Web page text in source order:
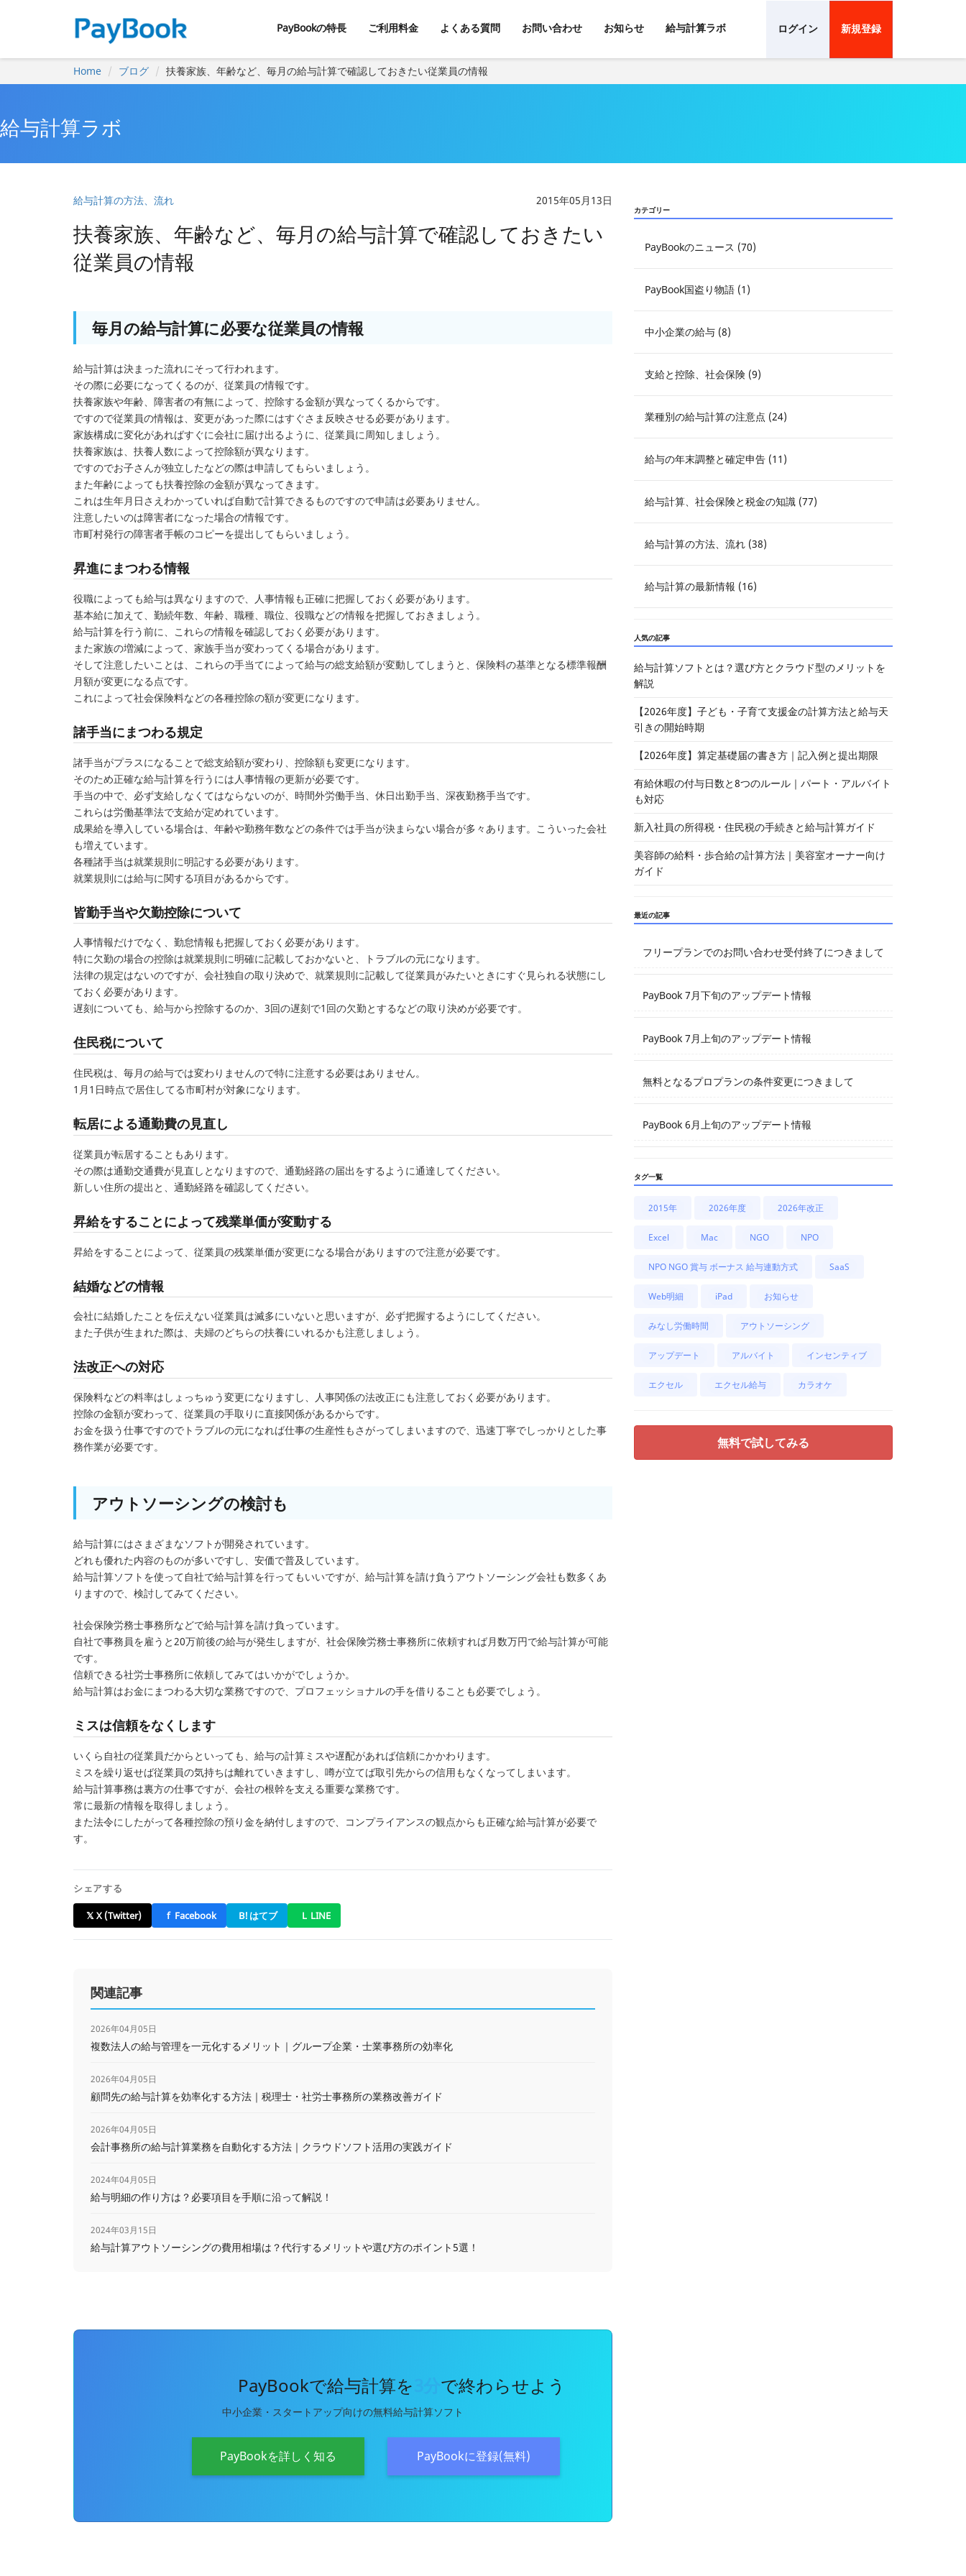
PayBookの特長 ご利用料金 よくある質問 お問い合わせ お知らせ 給与計算ラボ ログイン 新規登録
Home ブログ 扶養家族、年齢など、毎月の給与計算で確認しておきたい従業員の情報
給与計算ラボ
給与計算の方法、流れ 2015年05月13日
扶養家族、年齢など、毎月の給与計算で確認しておきたい
従業員の情報
毎月の給与計算に必要な従業員の情報
給与計算は決まった流れにそって行われます。
その際に必要になってくるのが、従業員の情報です。
扶養家族や年齢、障害者の有無によって、控除する金額が異なってくるからです。
ですので従業員の情報は、変更があった際にはすぐさま反映させる必要があります。
家族構成に変化があればすぐに会社に届け出るように、従業員に周知しましょう。
扶養家族は、扶養人数によって控除額が異なります。
ですのでお子さんが独立したなどの際は申請してもらいましょう。
また年齢によっても扶養控除の金額が異なってきます。
これは生年月日さえわかっていれば自動で計算できるものですので申請は必要ありません。
注意したいのは障害者になった場合の情報です。
市町村発行の障害者手帳のコピーを提出してもらいましょう。
昇進にまつわる情報
役職によっても給与は異なりますので、人事情報も正確に把握しておく必要があります。
基本給に加えて、勤続年数、年齢、職種、職位、役職などの情報を把握しておきましょう。
給与計算を行う前に、これらの情報を確認しておく必要があります。
また家族の増減によって、家族手当が変わってくる場合があります。
そして注意したいことは、これらの手当てによって給与の総支給額が変動してしまうと、保険料の基準となる標準報酬
月額が変更になる点です。
これによって社会保険料などの各種控除の額が変更になります。
諸手当にまつわる規定
諸手当がプラスになることで総支給額が変わり、控除額も変更になります。
そのため正確な給与計算を行うには人事情報の更新が必要です。
手当の中で、必ず支給しなくてはならないのが、時間外労働手当、休日出勤手当、深夜勤務手当です。
これらは労働基準法で支給が定めれています。
成果給を導入している場合は、年齢や勤務年数などの条件では手当が決まらない場合が多々あります。こういった会社
も増えています。
各種諸手当は就業規則に明記する必要があります。
就業規則には給与に関する項目があるからです。
皆勤手当や欠勤控除について
人事情報だけでなく、勤怠情報も把握しておく必要があります。
特に欠勤の場合の控除は就業規則に明確に記載しておかないと、トラブルの元になります。
法律の規定はないのですが、会社独自の取り決めで、就業規則に記載して従業員がみたいときにすぐ見られる状態にし
ておく必要があります。
遅刻についても、給与から控除するのか、3回の遅刻で1回の欠勤とするなどの取り決めが必要です。
住民税について
住民税は、毎月の給与では変わりませんので特に注意する必要はありません。
1月1日時点で居住してる市町村が対象になります。
転居による通勤費の見直し
従業員が転居することもあります。
その際は通勤交通費が見直しとなりますので、通勤経路の届出をするように通達してください。
新しい住所の提出と、通勤経路を確認してください。
昇給をすることによって残業単価が変動する
昇給をすることによって、従業員の残業単価が変更になる場合がありますので注意が必要です。
結婚などの情報
会社に結婚したことを伝えない従業員は滅多にいないと思いますが、必ず把握するようにしてください。
また子供が生まれた際は、夫婦のどちらの扶養にいれるかも注意しましょう。
法改正への対応
保険料などの料率はしょっちゅう変更になりますし、人事関係の法改正にも注意しておく必要があります。
控除の金額が変わって、従業員の手取りに直接関係があるからです。
お金を扱う仕事ですのでトラブルの元になれば仕事の生産性もさがってしまいますので、迅速丁寧でしっかりとした事
務作業が必要です。
アウトソーシングの検討も
給与計算にはさまざまなソフトが開発されています。
どれも優れた内容のものが多いですし、安価で普及しています。
給与計算ソフトを使って自社で給与計算を行ってもいいですが、給与計算を請け負うアウトソーシング会社も数多くあ
りますので、検討してみてください。
社会保険労務士事務所などで給与計算を請け負っています。
自社で事務員を雇うと20万前後の給与が発生しますが、社会保険労務士事務所に依頼すれば月数万円で給与計算が可能
です。
信頼できる社労士事務所に依頼してみてはいかがでしょうか。
給与計算はお金にまつわる大切な業務ですので、プロフェッショナルの手を借りることも必要でしょう。
ミスは信頼をなくします
いくら自社の従業員だからといっても、給与の計算ミスや遅配があれば信頼にかかわります。
ミスを繰り返せば従業員の気持ちは離れていきますし、噂が立てば取引先からの信用もなくなってしまいます。
給与計算事務は裏方の仕事ですが、会社の根幹を支える重要な業務です。
常に最新の情報を取得しましょう。
また法令にしたがって各種控除の預り金を納付しますので、コンプライアンスの観点からも正確な給与計算が必要で
す。
シェアする
𝕏 X (Twitter) f Facebook B! はてブ L LINE
関連記事
2026年04月05日
複数法人の給与管理を一元化するメリット｜グループ企業・士業事務所の効率化
2026年04月05日
顧問先の給与計算を効率化する方法｜税理士・社労士事務所の業務改善ガイド
2026年04月05日
会計事務所の給与計算業務を自動化する方法｜クラウドソフト活用の実践ガイド
2024年04月05日
給与明細の作り方は？必要項目を手順に沿って解説！
2024年03月15日
給与計算アウトソーシングの費用相場は？代行するメリットや選び方のポイント5選！
PayBookで給与計算を で終わらせよう
中小企業・スタートアップ向けの無料給与計算ソフト
PayBookを詳しく知る PayBookに登録(無料)
カテゴリー
PayBookのニュース (70)
PayBook国盗り物語 (1)
中小企業の給与 (8)
支給と控除、社会保険 (9)
業種別の給与計算の注意点 (24)
給与の年末調整と確定申告 (11)
給与計算、社会保険と税金の知識 (77)
給与計算の方法、流れ (38)
給与計算の最新情報 (16)
人気の記事
給与計算ソフトとは？選び方とクラウド型のメリットを
解説
【2026年度】子ども・子育て支援金の計算方法と給与天
引きの開始時期
【2026年度】算定基礎届の書き方｜記入例と提出期限
有給休暇の付与日数と8つのルール｜パート・アルバイト
も対応
新入社員の所得税・住民税の手続きと給与計算ガイド
美容師の給料・歩合給の計算方法｜美容室オーナー向け
ガイド
最近の記事
フリープランでのお問い合わせ受付終了につきまして
PayBook 7月下旬のアップデート情報
PayBook 7月上旬のアップデート情報
無料となるプロプランの条件変更につきまして
PayBook 6月上旬のアップデート情報
タグ一覧
2015年 2026年度 2026年改正
Excel Mac NGO NPO
NPO NGO 賞与 ボーナス 給与連動方式 SaaS
Web明細 iPad お知らせ
みなし労働時間 アウトソーシング
アップデート アルバイト インセンティブ
エクセル エクセル給与 カラオケ
無料で試してみる